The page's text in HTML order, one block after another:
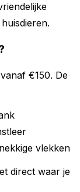
€150. De
vlekken
direct waar je